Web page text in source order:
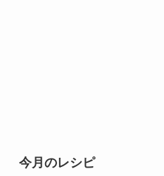
今月のレシピ